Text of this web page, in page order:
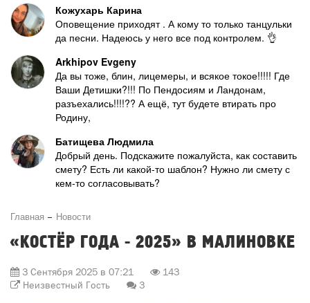
Кожухарь Карина
Оповещение приходят . А кому то только танцульки
да песни. Надеюсь у него все под контролем. 👌
Arkhipov Evgeny
Да вы тоже, блин, лицемеры, и всякое токое!!!!! Где
Ваши Детишки?!!! По Пендосиям и Ландонам,
разъехались!!!!?? А ещё, тут будете втирать про
Родину,
Батищева Людмила
Добрый день. Подскажите пожалуйста, как составить
смету? Есть ли какой-то шаблон? Нужно ли смету с
кем-то согласовывать?
Главная Новости
«КОСТЁР ГОДА - 2025» В МАЛИНОВКЕ
3 Сентября 2025 в 07:21
143
Неизвестный Гость
3